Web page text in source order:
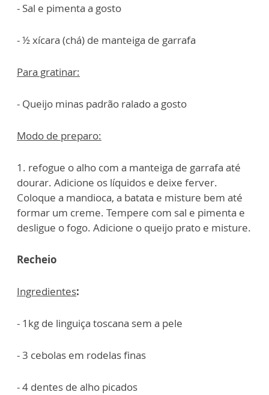
- Sal e pimenta a gosto
- ½ xícara (chá) de manteiga de garrafa
Para gratinar:
- Queijo minas padrão ralado a gosto
Modo de preparo:
1. refogue o alho com a manteiga de garrafa até
dourar. Adicione os líquidos e deixe ferver.
Coloque a mandioca, a batata e misture bem até
formar um creme. Tempere com sal e pimenta e
desligue o fogo. Adicione o queijo prato e misture.
Recheio
Ingredientes:
- 1kg de linguiça toscana sem a pele
- 3 cebolas em rodelas finas
- 4 dentes de alho picados